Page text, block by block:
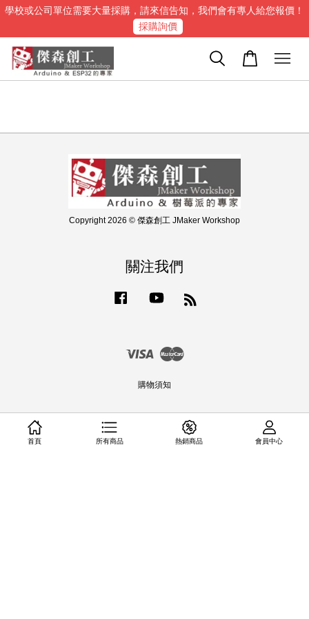
學校或公司單位需要大量採購，請來信告知，我們會有專人給您報價！
採購詢價
Copyright 2026 © 傑森創工 JMaker Workshop
關注我們
Facebook YouTube
Visa Master
購物須知
首頁 所有商品 熱銷商品 會員中心